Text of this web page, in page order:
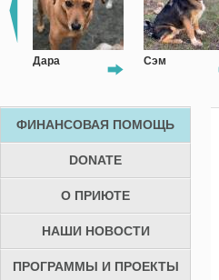
Дара Сэм
ФИНАНСОВАЯ ПОМОЩЬ
DONATE
О ПРИЮТЕ
НАШИ НОВОСТИ
ПРОГРАММЫ И ПРОЕКТЫ